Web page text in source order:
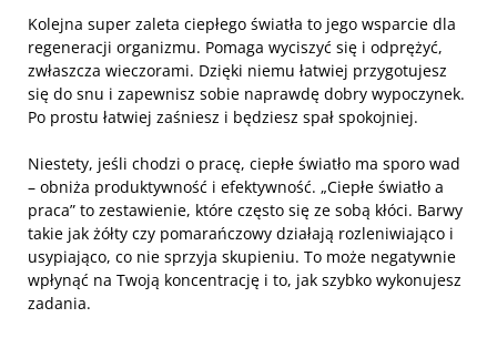
Kolejna super zaleta ciepłego światła to jego wsparcie dla
regeneracji organizmu. Pomaga wyciszyć się i odprężyć,
zwłaszcza wieczorami. Dzięki niemu łatwiej przygotujesz
się do snu i zapewnisz sobie naprawdę dobry wypoczynek.
Po prostu łatwiej zaśniesz i będziesz spał spokojniej.
Niestety, jeśli chodzi o pracę, ciepłe światło ma sporo wad
– obniża produktywność i efektywność. „Ciepłe światło a
praca” to zestawienie, które często się ze sobą kłóci. Barwy
takie jak żółty czy pomarańczowy działają rozleniwiająco i
usypiająco, co nie sprzyja skupieniu. To może negatywnie
wpłynąć na Twoją koncentrację i to, jak szybko wykonujesz
zadania.